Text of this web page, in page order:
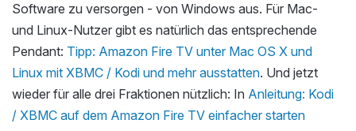
Software zu versorgen - von Windows aus. Für Mac-
und Linux-Nutzer gibt es natürlich das entsprechende
Pendant: Tipp: Amazon Fire TV unter Mac OS X und
Linux mit XBMC / Kodi und mehr ausstatten. Und jetzt
wieder für alle drei Fraktionen nützlich: In Anleitung: Kodi
/ XBMC auf dem Amazon Fire TV einfacher starten